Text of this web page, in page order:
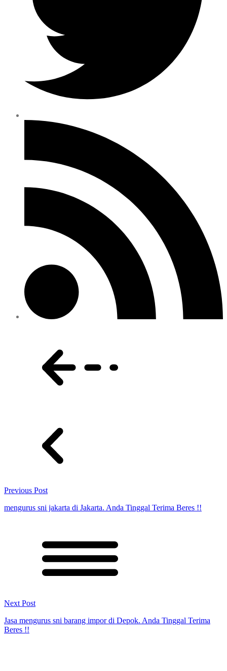
Previous Post
mengurus sni jakarta di Jakarta. Anda Tinggal Terima Beres !!
Next Post
Jasa mengurus sni barang impor di Depok. Anda Tinggal Terima
Beres !!